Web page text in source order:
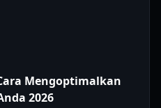
Mengoptimalkan
2026